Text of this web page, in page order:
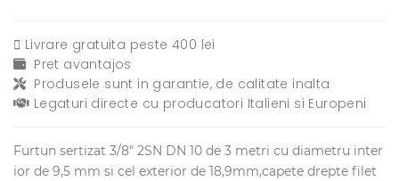
Livrare gratuita peste 400 lei
Pret avantajos
Produsele sunt in garantie, de calitate inalta
Legaturi directe cu producatori Italieni si Europeni
Furtun sertizat 3/8" 2SN DN 10 de 3 metri cu diametru inter
ior de 9,5 mm si cel exterior de 18,9mm,capete drepte filet